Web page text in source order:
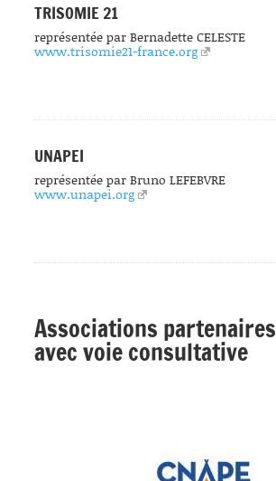
TRISOMIE 21
représentée par Bernadette CELESTE
www.trisomie21-france.org
UNAPEI
représentée par Bruno LEFEBVRE
www.unapei.org
Associations partenaires
avec voie consultative